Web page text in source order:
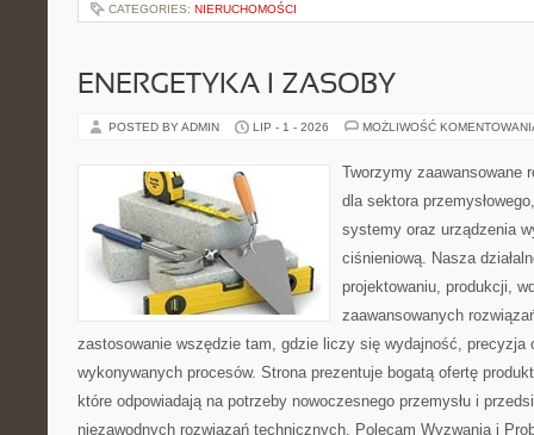
CATEGORIES: NIERUCHOMOŚCI
ENERGETYKA I ZASOBY
POSTED BY ADMIN LIP - 1 - 2026 MOŻLIWOŚĆ
Tworzymy zaawansowane
dla sektora
systemy oraz urządzenia
ciśnieniową. Nasza
projektowaniu, produkcji,
zaawansowanych
zastosowanie wszędzie tam, gdzie liczy się wydajność, precyzja
wykonywanych procesów. Strona prezentuje bogatą ofertę
które odpowiadają na potrzeby nowoczesnego przemysłu i
niezawodnych rozwiązań technicznych. Polecam Wyzwania i